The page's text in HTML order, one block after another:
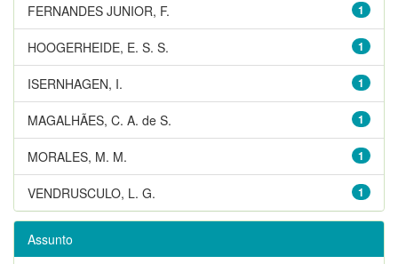
1
FERNANDES JUNIOR, F.
1
HOOGERHEIDE, E. S. S.
1
ISERNHAGEN, I.
1
MAGALHÃES, C. A. de S.
1
MORALES, M. M.
1
VENDRUSCULO, L. G.
Assunto